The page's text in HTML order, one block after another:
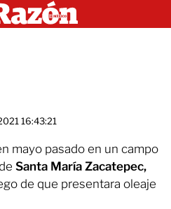
16:43:21
mayo pasado en un campo
Santa María Zacatepec,
de que presentara oleaje